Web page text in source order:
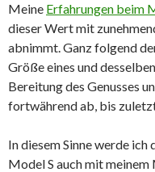
Meine Erfahrungen beim
dieser Wert mit
abnimmt. Ganz folgend
Größe eines und
Bereitung des Genusses
fortwährend ab, bis
In diesem Sinne werde
Model S auch mit